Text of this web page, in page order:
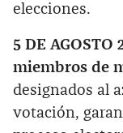
elecciones.
5 DE AGOSTO
miembros de
designados al
votación,